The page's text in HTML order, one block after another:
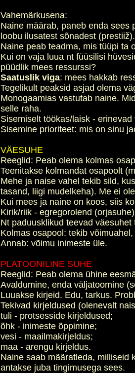
Vahemärkusena:
Naine määrab, paneb enda sees
loobu ilusatest sõnadest
Naine peab teadma, mis tüüpi ta
Kui on vaja luua nt füüsilisi
püüdlik mees ressurssi?
Saatuslik viga: mees hakkab
Tegelikult peaksid asjad olema
Monogaamias vastutab naine.
selle raha.
Sisemiselt töökas/laisk -
Sisemine prioriteet: mis on sinu
VÄESUHE
Reeglid: Peab olema kolmas
Teenitakse kolmandat osapoolt
Mehe ja naise vahel tekib sild,
tasand, liigi mudelkeha). Me ei
Kui mees ja naine on koos, siis
Kirik/riik - egregorolend
Nt paduusklikud teevad
Kolmas osapool: tekib
Annab: võimu inimeste üle.
PLATOONILINE SUHE
Reeglid: Peab olema ühine
Avaldumine, enda väljatoomine
Luuakse kirjeid. Edu, tarkus.
Tekivad kirjeldused (olenevalt
tuli - protsesside kirjeldused;
õhk - inimeste õppimine;
vesi - maailmakirjeldus;
maa - arengu kirjeldus.
Naine saab määratleda, milliseid
antakse juba tingimusega sees.